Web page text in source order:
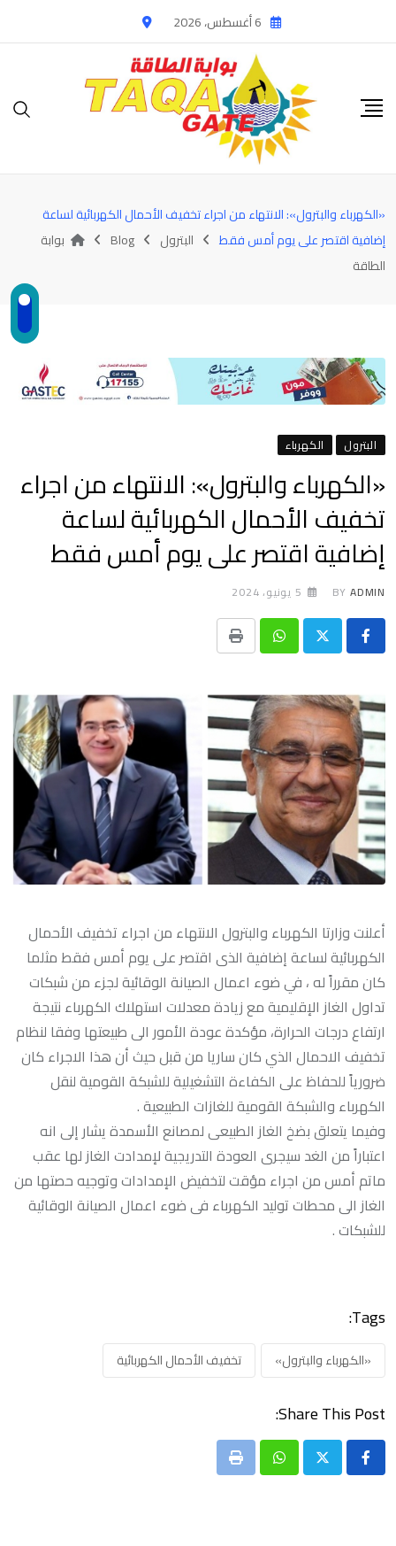
to
6 أغسطس، 2026
«الكهرباء والبترول»: الانتهاء من اجراء تخفيف الأحمال الكهربائية لساعة
إضافية اقتصر على يوم أمس فقط
البترول Blog
بوابة
الطاقة
البترول الكهرباء
«الكهرباء والبترول»: الانتهاء من اجراء
تخفيف الأحمال الكهربائية لساعة
إضافية اقتصر على يوم أمس فقط
BY ADMIN 5 يونيو، 2024
Whatsapp
Print
أعلنت وزارتا الكهرباء والبترول الانتهاء من اجراء تخفيف الأحمال
الكهربائية لساعة إضافية الذى اقتصر على يوم أمس فقط مثلما
كان مقرراً له ، في ضوء اعمال الصيانة الوقائية لجزء من شبكات
تداول الغاز الإقليمية مع زيادة معدلات استهلاك الكهرباء نتيجة
ارتفاع درجات الحرارة، مؤكدة عودة الأمور الى طبيعتها وفقا لنظام
تخفيف الاحمال الذي كان ساريا من قبل حيث أن هذا الاجراء كان
ضرورياً للحفاظ على الكفاءة التشغيلية للشبكة القومية لنقل
الكهرباء والشبكة القومية للغازات الطبيعية .
وفيما يتعلق بضخ الغاز الطبيعى لمصانع الأسمدة يشار إلى انه
اعتباراً من الغد سيجرى العودة التدريجية لإمدادت الغاز لها عقب
ماتم أمس من اجراء مؤقت لتخفيض الإمدادات وتوجيه حصتها من
الغاز الى محطات توليد الكهرباء فى ضوء اعمال الصيانة الوقائية
للشبكات .
Tags:
«الكهرباء والبترول» تخفيف الأحمال الكهربائية
Share This Post:
Whatsapp
Print